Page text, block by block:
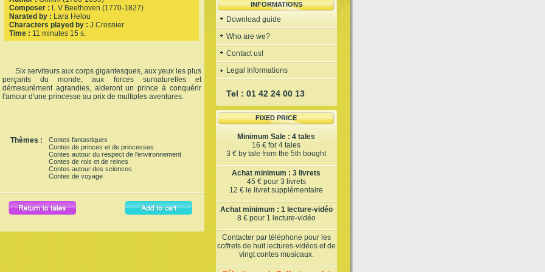
Composer : L V Beethoven (1770-1827)
Narated by : Lara Helou
Characters played by : J.Crosnier
Time : 11 minutes 15 s.
Six serviteurs aux corps gigantesques, aux yeux les plus
perçants du monde, aux forces surnaturelles et
démesurément agrandies, aideront un prince à conquérir
l'amour d'une princesse au prix de multiples aventures.
Thèmes :
Contes fantastiques
Contes de princes et de princesses
Contes autour du respect de l'environnement
Contes de rois et de reines
Contes autour des sciences
Contes de voyage
INFORMATIONS
Download guide
Who are we?
Contact us!
Legal Informations
Tel : 01 42 24 00 13
FIXED PRICE
Minimum Sale : 4 tales
16 € for 4 tales
3 € by tale from the 5th bought
Achat minimum : 3 livrets
45 € pour 3 livrets
12 € le livret supplémentaire
Achat minimum : 1 lecture-vidéo
8 € pour 1 lecture-vidéo
Contacter par téléphone pour les
coffrets de huit lectures-vidéos et de
vingt contes musicaux.